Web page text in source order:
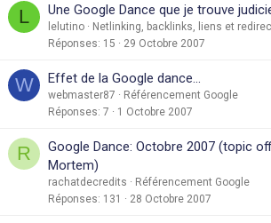
L Une Google Dance que je trouve
lelutino
Netlinking, backlinks, liens et
Réponses 15 29 Octobre 2007
W Effet de la Google dance...
webmaster87
Référencement Google
Réponses 7 1 Octobre 2007
R
Google Dance: Octobre 2007 (topic
Mortem)
rachatdecredits
Référencement Google
Réponses 131 28 Octobre 2007